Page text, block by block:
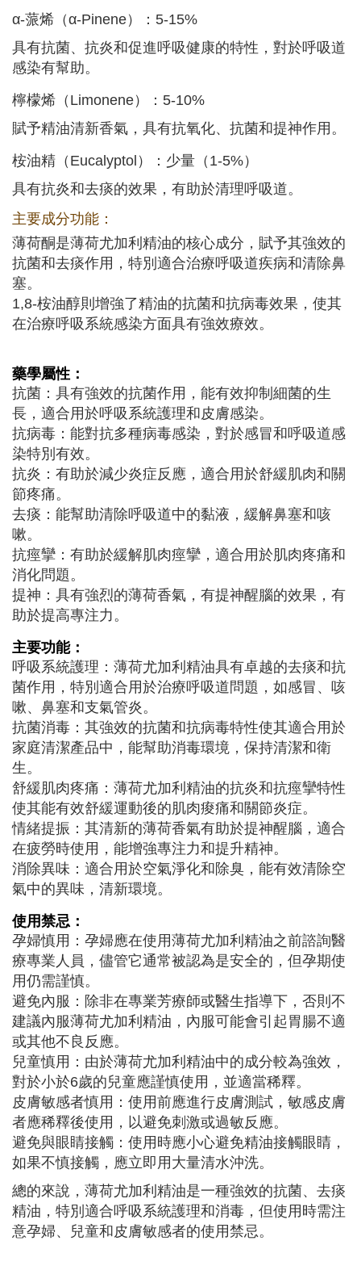
α-蒎烯（α-Pinene）：5-15%
具有抗菌、抗炎和促進呼吸健康的特性，對於呼吸道
感染有幫助。
檸檬烯（Limonene）：5-10%
賦予精油清新香氣，具有抗氧化、抗菌和提神作用。
桉油精（Eucalyptol）：少量（1-5%）
具有抗炎和去痰的效果，有助於清理呼吸道。
主要成分功能：
薄荷酮是薄荷尤加利精油的核心成分，賦予其強效的
抗菌和去痰作用，特別適合治療呼吸道疾病和清除鼻
塞。
1,8-桉油醇則增強了精油的抗菌和抗病毒效果，使其
在治療呼吸系統感染方面具有強效療效。
藥學屬性：
抗菌：具有強效的抗菌作用，能有效抑制細菌的生
長，適合用於呼吸系統護理和皮膚感染。
抗病毒：能對抗多種病毒感染，對於感冒和呼吸道感
染特別有效。
抗炎：有助於減少炎症反應，適合用於舒緩肌肉和關
節疼痛。
去痰：能幫助清除呼吸道中的黏液，緩解鼻塞和咳
嗽。
抗痙攣：有助於緩解肌肉痙攣，適合用於肌肉疼痛和
消化問題。
提神：具有強烈的薄荷香氣，有提神醒腦的效果，有
助於提高專注力。
主要功能：
呼吸系統護理：薄荷尤加利精油具有卓越的去痰和抗
菌作用，特別適合用於治療呼吸道問題，如感冒、咳
嗽、鼻塞和支氣管炎。
抗菌消毒：其強效的抗菌和抗病毒特性使其適合用於
家庭清潔產品中，能幫助消毒環境，保持清潔和衛
生。
舒緩肌肉疼痛：薄荷尤加利精油的抗炎和抗痙攣特性
使其能有效舒緩運動後的肌肉痠痛和關節炎症。
情緒提振：其清新的薄荷香氣有助於提神醒腦，適合
在疲勞時使用，能增強專注力和提升精神。
消除異味：適合用於空氣淨化和除臭，能有效清除空
氣中的異味，清新環境。
使用禁忌：
孕婦慎用：孕婦應在使用薄荷尤加利精油之前諮詢醫
療專業人員，儘管它通常被認為是安全的，但孕期使
用仍需謹慎。
避免內服：除非在專業芳療師或醫生指導下，否則不
建議內服薄荷尤加利精油，內服可能會引起胃腸不適
或其他不良反應。
兒童慎用：由於薄荷尤加利精油中的成分較為強效，
對於小於6歲的兒童應謹慎使用，並適當稀釋。
皮膚敏感者慎用：使用前應進行皮膚測試，敏感皮膚
者應稀釋後使用，以避免刺激或過敏反應。
避免與眼睛接觸：使用時應小心避免精油接觸眼睛，
如果不慎接觸，應立即用大量清水沖洗。
總的來說，薄荷尤加利精油是一種強效的抗菌、去痰
精油，特別適合呼吸系統護理和消毒，但使用時需注
意孕婦、兒童和皮膚敏感者的使用禁忌。